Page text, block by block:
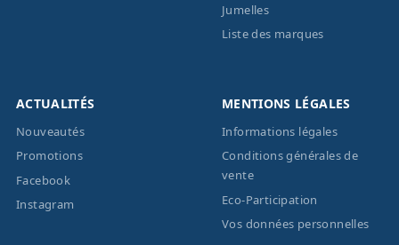
Jumelles
Liste des marques
ACTUALITÉS
Nouveautés
Promotions
Facebook
Instagram
MENTIONS LÉGALES
Informations légales
Conditions générales de
vente
Eco-Participation
Vos données personnelles